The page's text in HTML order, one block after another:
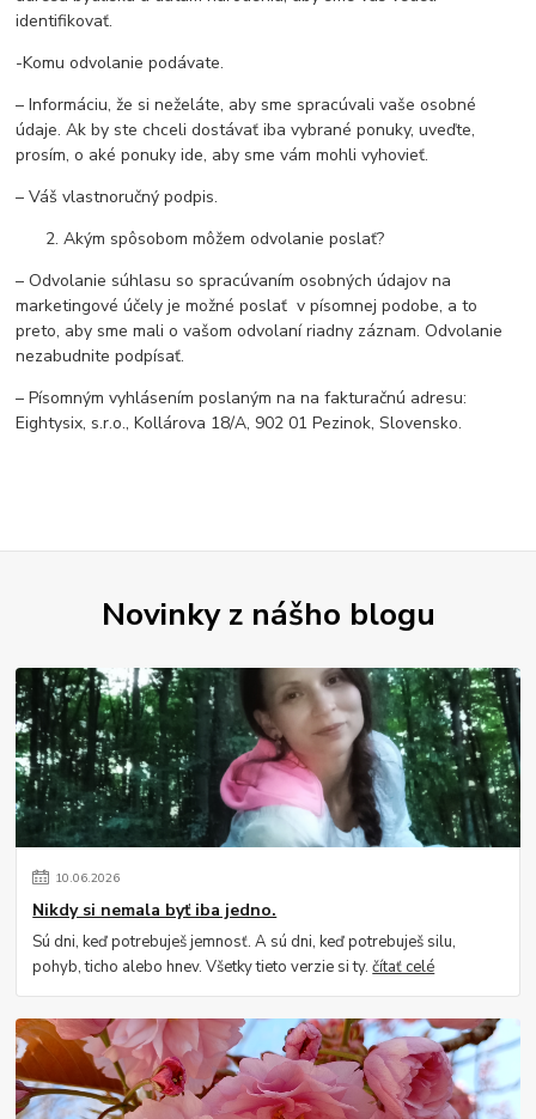
identifikovať.
-Komu odvolanie podávate.
– Informáciu, že si neželáte, aby sme spracúvali vaše osobné
údaje. Ak by ste chceli dostávať iba vybrané ponuky, uveďte,
prosím, o aké ponuky ide, aby sme vám mohli vyhovieť.
– Váš vlastnoručný podpis.
Akým spôsobom môžem odvolanie poslať?
– Odvolanie súhlasu so spracúvaním osobných údajov na
marketingové účely je možné poslať v písomnej podobe, a to
preto, aby sme mali o vašom odvolaní riadny záznam. Odvolanie
nezabudnite podpísať.
– Písomným vyhlásením poslaným na na fakturačnú adresu:
Eightysix, s.r.o., Kollárova 18/A, 902 01 Pezinok, Slovensko.
Novinky z nášho blogu
10.06.2026
Nikdy si nemala byť iba jedno.
Sú dni, keď potrebuješ jemnosť. A sú dni, keď potrebuješ silu,
pohyb, ticho alebo hnev. Všetky tieto verzie si ty.čítať celé